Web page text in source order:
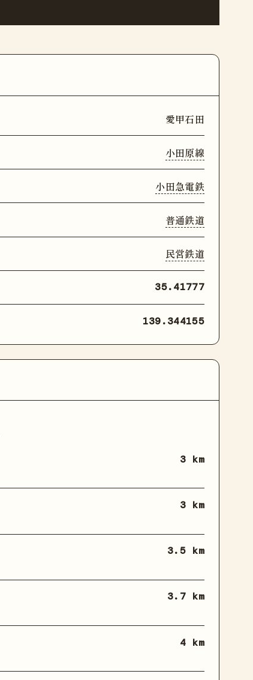
愛甲石田
小田原線
小田急電鉄
普通鉄道
民営鉄道
35.41777
139.344155
3 km
3 km
3.5 km
3.7 km
4 km